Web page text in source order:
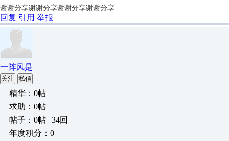
谢谢分享谢谢分享谢谢分享谢谢分享
回复 引用 举报
一阵风是
关注 私信
精华：0帖
求助：0帖
帖子：0帖 | 34回
年度积分：0